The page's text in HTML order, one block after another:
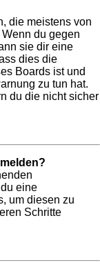
die meistens von
du gegen
sie dir eine
dies die
Boards ist und
zu tun hat.
du die nicht sicher
eine
um diesen zu
Schritte